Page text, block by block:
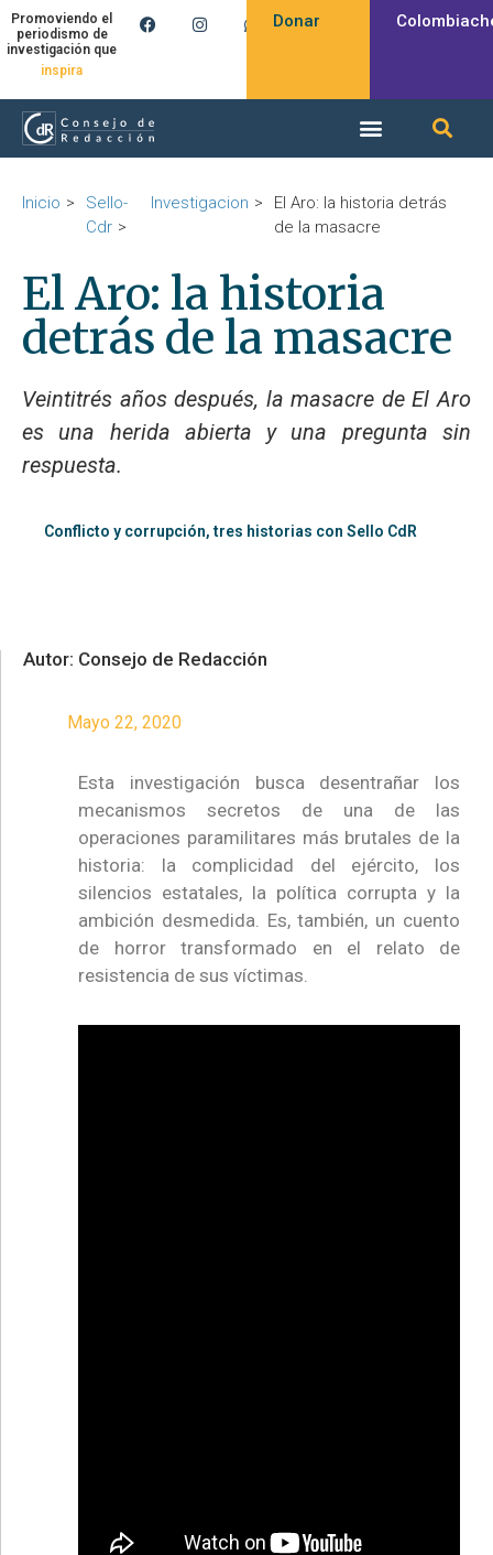
Promoviendo el
periodismo de
investigación que
inspira
Donar
Inicio
Sello-
Cdr
Investigacion
El Aro: la historia detrás
de la masacre
El Aro: la historia
detrás de la masacre
Veintitrés años después, la masacre de El Aro
es una herida abierta y una pregunta sin
respuesta.
Conflicto y corrupción, tres historias con Sello CdR
Autor: Consejo de Redacción
Mayo 22, 2020
Esta investigación busca desentrañar los
mecanismos secretos de una de las
operaciones paramilitares más brutales de la
historia: la complicidad del ejército, los
silencios estatales, la política corrupta y la
ambición desmedida. Es, también, un cuento
de horror transformado en el relato de
resistencia de sus víctimas.